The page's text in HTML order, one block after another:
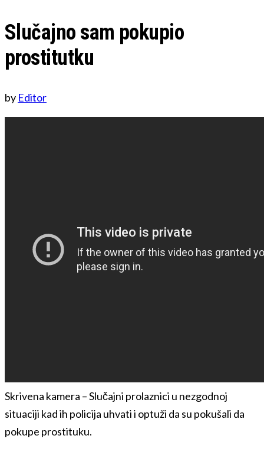
Slučajno sam pokupio
prostitutku
by Editor
Skrivena kamera – Slučajni prolaznici u nezgodnoj
situaciji kad ih policija uhvati i optuži da su pokušali da
pokupe prostituku.